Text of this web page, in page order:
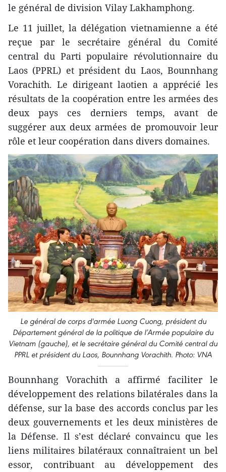
le général de division Vilay Lakhamphong.
Le 11 juillet, la délégation vietnamienne a été
reçue par le secrétaire général du Comité
central du Parti populaire révolutionnaire du
Laos (PPRL) et président du Laos, Bounnhang
Vorachith. Le dirigeant laotien a apprécié les
résultats de la coopération entre les armées des
deux pays ces derniers temps, avant de
suggérer aux deux armées de promouvoir leur
rôle et leur coopération dans divers domaines.
Le général de corps d'armée Luong Cuong, président du
Département général de la politique de l’Armée populaire du
Vietnam (gauche), et le secrétaire général du Comité central du
PPRL et président du Laos, Bounnhang Vorachith. Photo: VNA
Bounnhang Vorachith a affirmé faciliter le
développement des relations bilatérales dans la
défense, sur la base des accords conclus par les
deux gouvernements et les deux ministères de
la Défense. Il s’est déclaré convaincu que les
liens militaires bilatéraux connaîtraient un bel
essor, contribuant au développement des